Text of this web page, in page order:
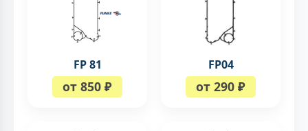
FP 81
от 850 ₽
FP04
от 290 ₽